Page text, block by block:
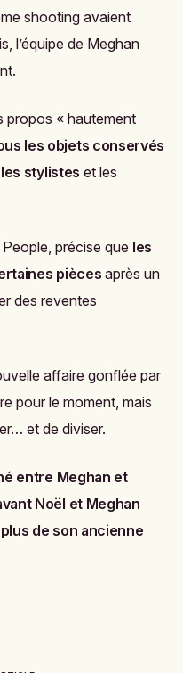
shooting avaient
l’équipe de Meghan
propos « hautement
les objets conservés
stylistes et les
précise que les
pièces après un
des reventes
affaire gonflée par
pour le moment, mais
et de diviser.
entre Meghan et
Noël et Meghan
de son ancienne